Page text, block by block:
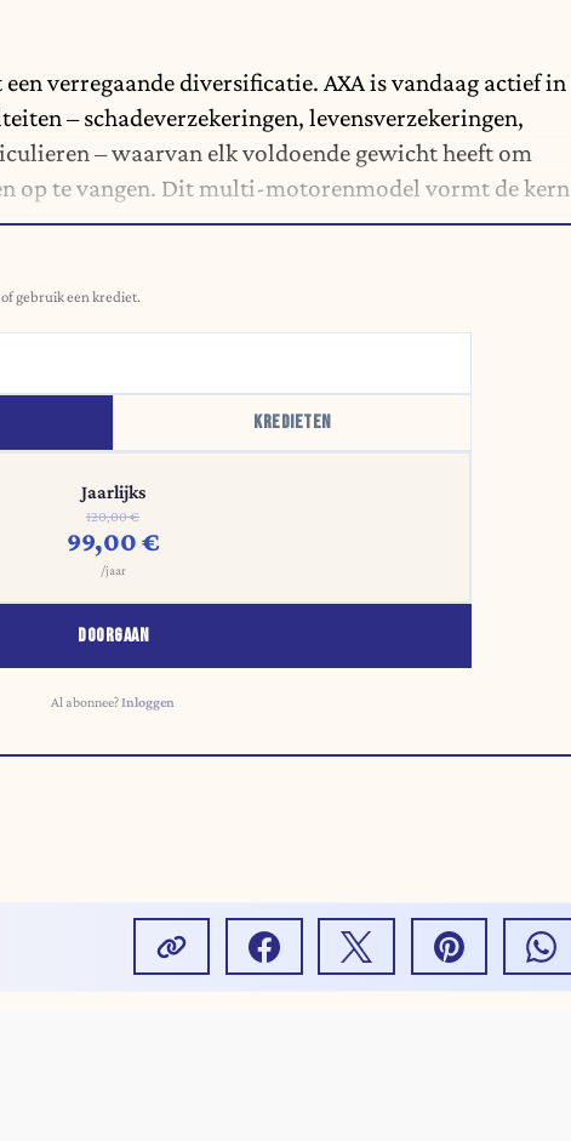
verregaande diversificatie. AXA is vandaag actief in
– schadeverzekeringen, levensverzekeringen,
– waarvan elk voldoende gewicht heeft om
op te vangen. Dit multi-motorenmodel vormt de kern
gebruik een krediet.
KREDIETEN
Jaarlijks
120,00 €
99,00 €
/jaar
DOORGAAN
Al abonnee?Inloggen